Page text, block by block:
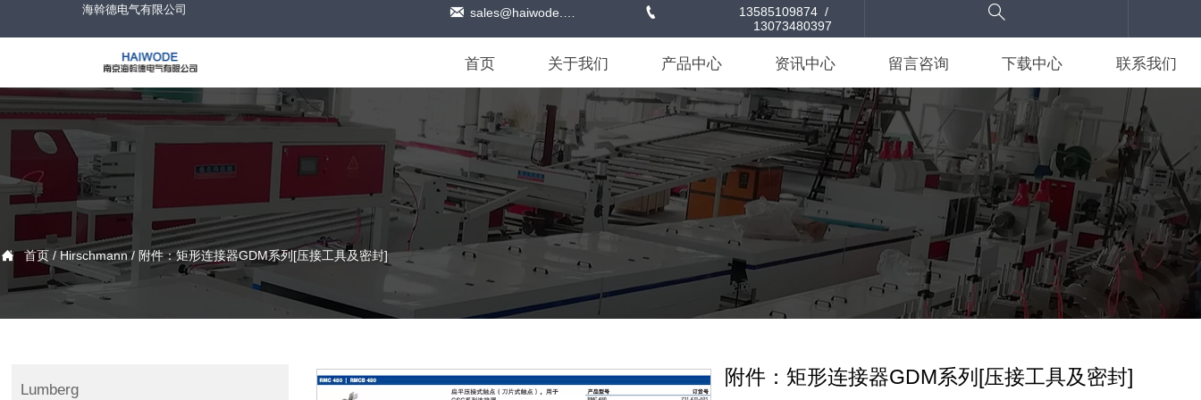
海斡德电气有限公司  sales@haiwode.com 
13585109874  /
13073480397

首页 关于我们 产品中心 资讯中心 留言咨询 下载中心 联系我们
 首页/Hirschmann/ 附件：矩形连接器GDM系列[压接工具及密封]
Lumberg
附件：矩形连接器GDM系列[压接工具及密封]